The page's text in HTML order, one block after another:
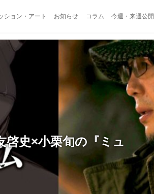
ション・アート お知らせ コラム 今週・来週公開
史×小栗旬の『ミュ